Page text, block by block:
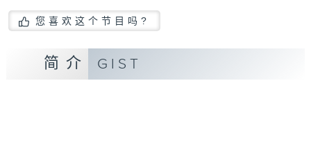
您喜欢这个节目吗?
简介 GIST